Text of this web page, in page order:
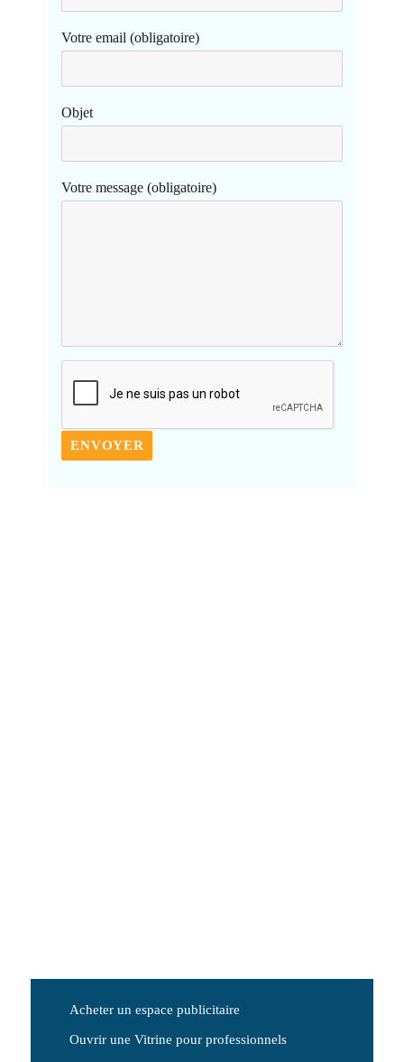
Votre email (obligatoire)
Objet
Votre message (obligatoire)
Acheter un espace publicitaire
Ouvrir une Vitrine pour professionnels